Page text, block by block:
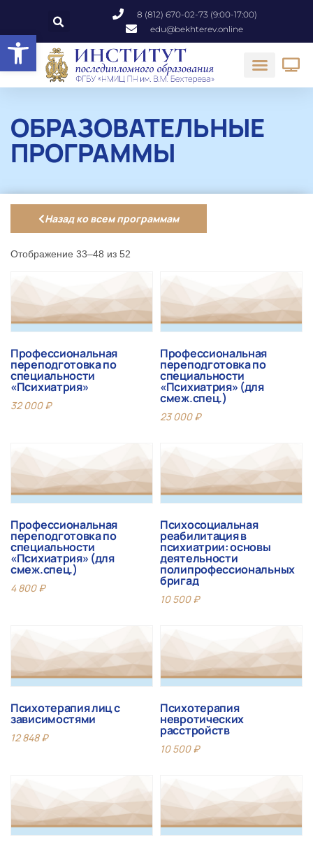
Открыть панель инструментов
8 (812) 670-02-73 (9:00-17:00)
edu@bekhterev.online
ОБРАЗОВАТЕЛЬНЫЕ
ПРОГРАММЫ
Назад ко всем программам
Отображение 33–48 из 52
Профессиональная
переподготовка по
специальности
«Психиатрия»
32 000₽
Профессиональная
переподготовка по
специальности
«Психиатрия» (для
смеж.спец.)
23 000₽
Профессиональная
переподготовка по
специальности
«Психиатрия» (для
смеж.спец.)
4 800₽
Психосоциальная
реабилитация в
психиатрии: основы
деятельности
полипрофессиональных
бригад
10 500₽
Психотерапия лиц с
зависимостями
12 848₽
Психотерапия
невротических
расстройств
10 500₽